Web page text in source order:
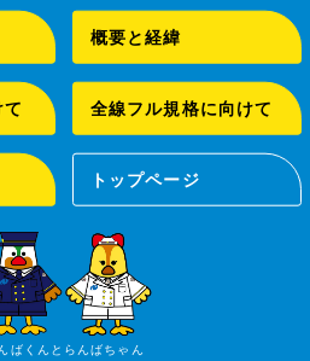
概要と経緯
全線フル規格に向けて
トップページ
ばくんとらんばちゃん